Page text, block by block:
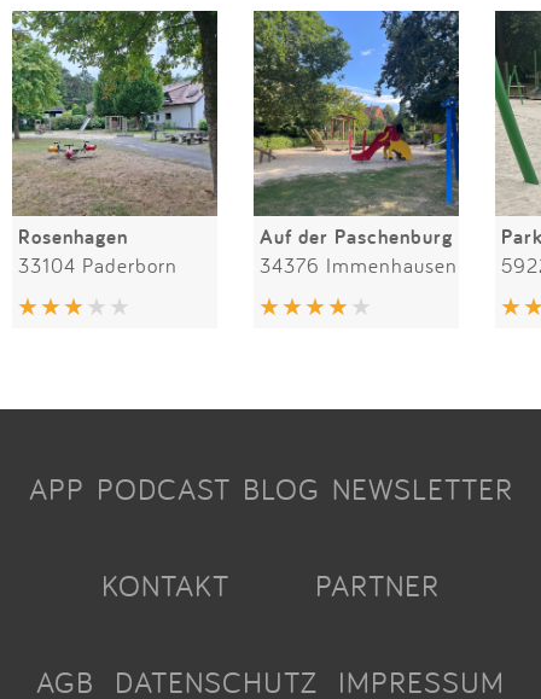
Rosenhagen
33104 Paderborn
Auf der Paschenburg
34376 Immenhausen
APP PODCAST BLOG NEWSLETTER
KONTAKT PARTNER
AGB DATENSCHUTZ IMPRESSUM